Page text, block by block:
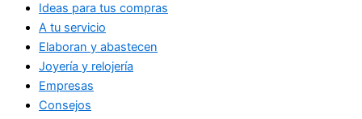
Ideas para tus compras
A tu servicio
Elaboran y abastecen
Joyería y relojería
Empresas
Consejos